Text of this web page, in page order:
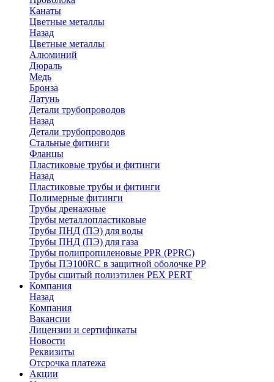
Канаты
Цветные металлы
Назад
Цветные металлы
Алюминий
Дюраль
Медь
Бронза
Латунь
Детали трубопроводов
Назад
Детали трубопроводов
Стальные фитинги
Фланцы
Пластиковые трубы и фитинги
Назад
Пластиковые трубы и фитинги
Полимерные фитинги
Трубы дренажные
Трубы металлопластиковые
Трубы ПНД (ПЭ) для воды
Трубы ПНД (ПЭ) для газа
Трубы полипропиленовые PPR (PPRC)
Трубы ПЭ100RC в защитной оболочке PP
Трубы сшитый полиэтилен PEX PERT
Компания
Назад
Компания
Вакансии
Лицензии и сертификаты
Новости
Реквизиты
Отсрочка платежа
Акции